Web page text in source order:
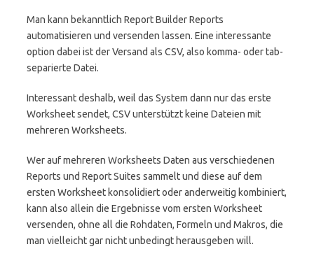
Man kann bekanntlich Report Builder Reports
automatisieren und versenden lassen. Eine interessante
option dabei ist der Versand als CSV, also komma- oder tab-
separierte Datei.
Interessant deshalb, weil das System dann nur das erste
Worksheet sendet, CSV unterstützt keine Dateien mit
mehreren Worksheets.
Wer auf mehreren Worksheets Daten aus verschiedenen
Reports und Report Suites sammelt und diese auf dem
ersten Worksheet konsolidiert oder anderweitig kombiniert,
kann also allein die Ergebnisse vom ersten Worksheet
versenden, ohne all die Rohdaten, Formeln und Makros, die
man vielleicht gar nicht unbedingt herausgeben will.